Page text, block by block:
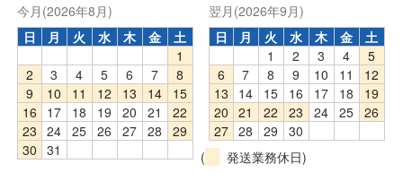
今月(2026年8月)
日
月 火 水 木 金
土
1
2
3 4 5 6 7
8
9
10 11 12 13 14
15
16
17 18 19 20 21
22
23
24 25 26 27 28
29
30
31
翌月(2026年9月)
日
月 火 水 木 金
土
1
2 3 4
5
6
7 8 9 10 11
12
13
14 15 16 17 18
19
20
21 22 23 24 25
26
27 28 29
30
(
発送業務休日)